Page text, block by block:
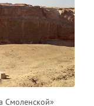
Смоленской»